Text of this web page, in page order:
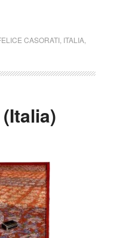
CASORATI, ITALIA,